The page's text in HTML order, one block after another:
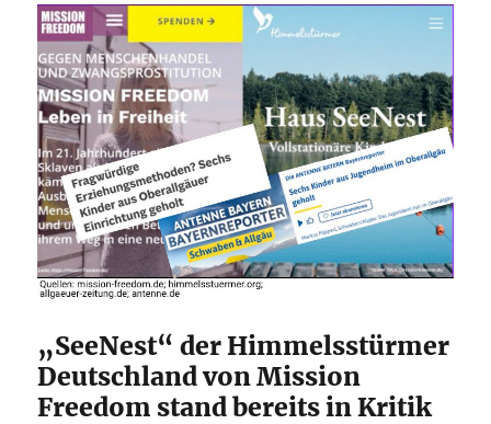
„SeeNest“ der Himmelsstürmer
Deutschland von Mission
Freedom stand bereits in Kritik